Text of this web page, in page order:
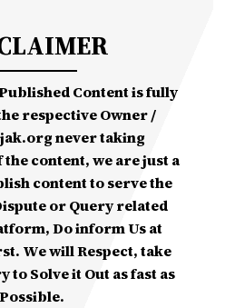
Content is fully
respective Owner /
never taking
content, we are just a
content to serve the
or Query related
Do inform Us at
We will Respect, take
to Solve it Out as fast as
Possible.